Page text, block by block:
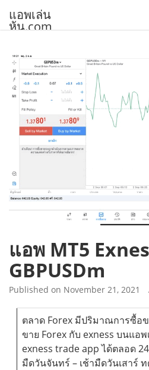
แอพเล่น
หุ้น.com
แอพ MT5
GBPUSDm
Published on November 21, 2021
ตลาด Forex มีปริมาณการซื้อ
ขาย Forex กับ exness บนแอ
exness trade app ได้ตลอด
มืดวันจันทร์ – เช้ามืดวันเสาร์